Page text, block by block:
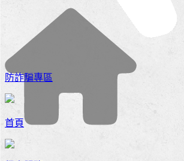
防詐騙專區
首頁
>